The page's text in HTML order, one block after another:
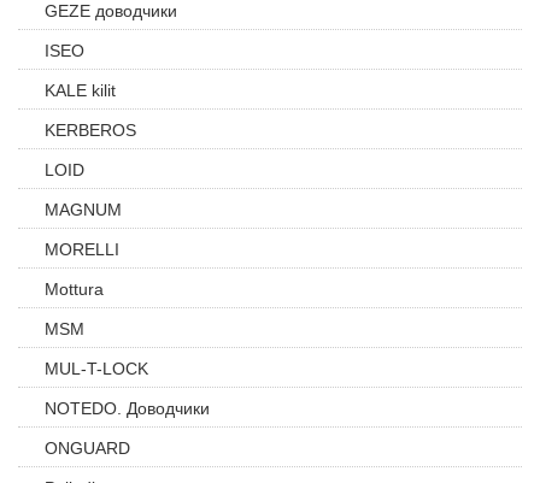
GEZE доводчики
ISEO
KALE kilit
KERBEROS
LOID
MAGNUM
MORELLI
Mottura
MSM
MUL-T-LOCK
NOTEDO. Доводчики
ONGUARD